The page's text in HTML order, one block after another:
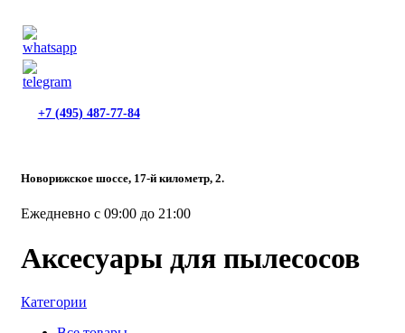
+7 (495) 487-77-84
Новорижское шоссе, 17-й километр, 2.
Ежедневно с 09:00 до 21:00
Аксесуары для пылесосов
Категории